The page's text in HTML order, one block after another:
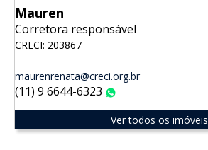
Mauren
Corretora responsável
CRECI: 203867
maurenrenata@creci.org.br
(11) 9 6644-6323
Ver todos os imóveis